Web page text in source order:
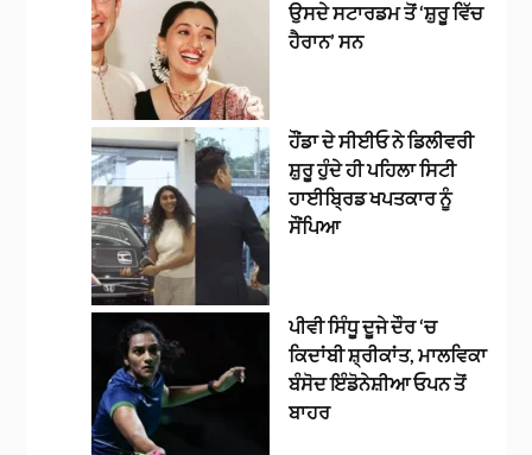
ਉਸਦੇ ਸਟਾਰਡਮ ਤੋਂ ‘ਸ਼ੁਰੂ ਵਿੱਚ
ਹੈਰਾਨ’ ਸਨ
ਹੌਂਡਾ ਦੇ ਸੀਈਓ ਨੇ ਡਿਲੀਵਰੀ
ਸ਼ੁਰੂ ਹੁੰਦੇ ਹੀ ਪਹਿਲਾ ਸਿਟੀ
ਹਾਈਬ੍ਰਿਡ ਖਪਤਕਾਰ ਨੂੰ
ਸੌਂਪਿਆ
ਪੀਵੀ ਸਿੰਧੂ ਦੂਜੇ ਦੌਰ ‘ਚ
ਕਿਦਾਂਬੀ ਸ਼੍ਰੀਕਾਂਤ, ਮਾਲਵਿਕਾ
ਬੰਸੋਦ ਇੰਡੋਨੇਸ਼ੀਆ ਓਪਨ ਤੋਂ
ਬਾਹਰ